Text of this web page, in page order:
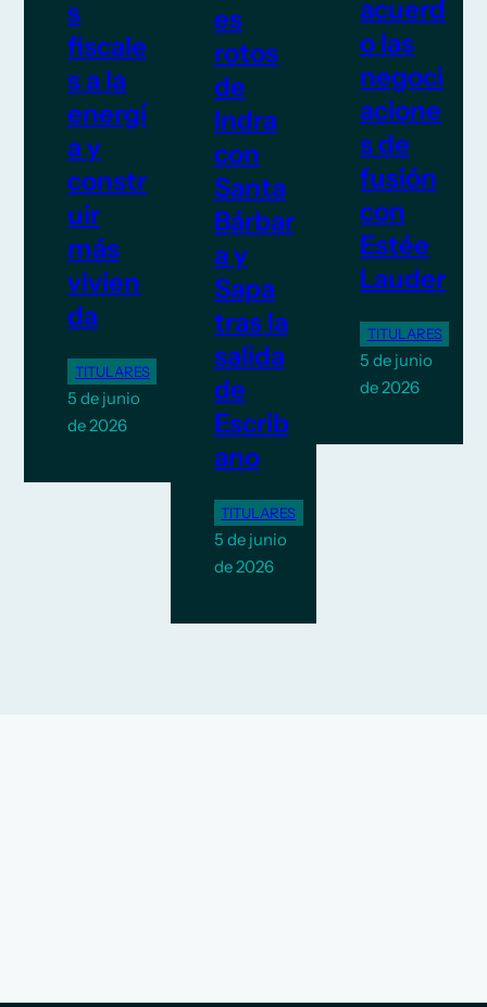
s
fiscale
s a la
energí
a y
constr
uir
más
vivien
da
TITULARES
5 de junio
de 2026
es
rotos
de
Indra
con
Santa
Bárbar
a y
Sapa
tras la
salida
de
Escrib
ano
TITULARES
5 de junio
de 2026
acuerd
o las
negoci
acione
s de
fusión
con
Estée
Lauder
TITULARES
5 de junio
de 2026